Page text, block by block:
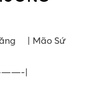
| Mão Sứ
|